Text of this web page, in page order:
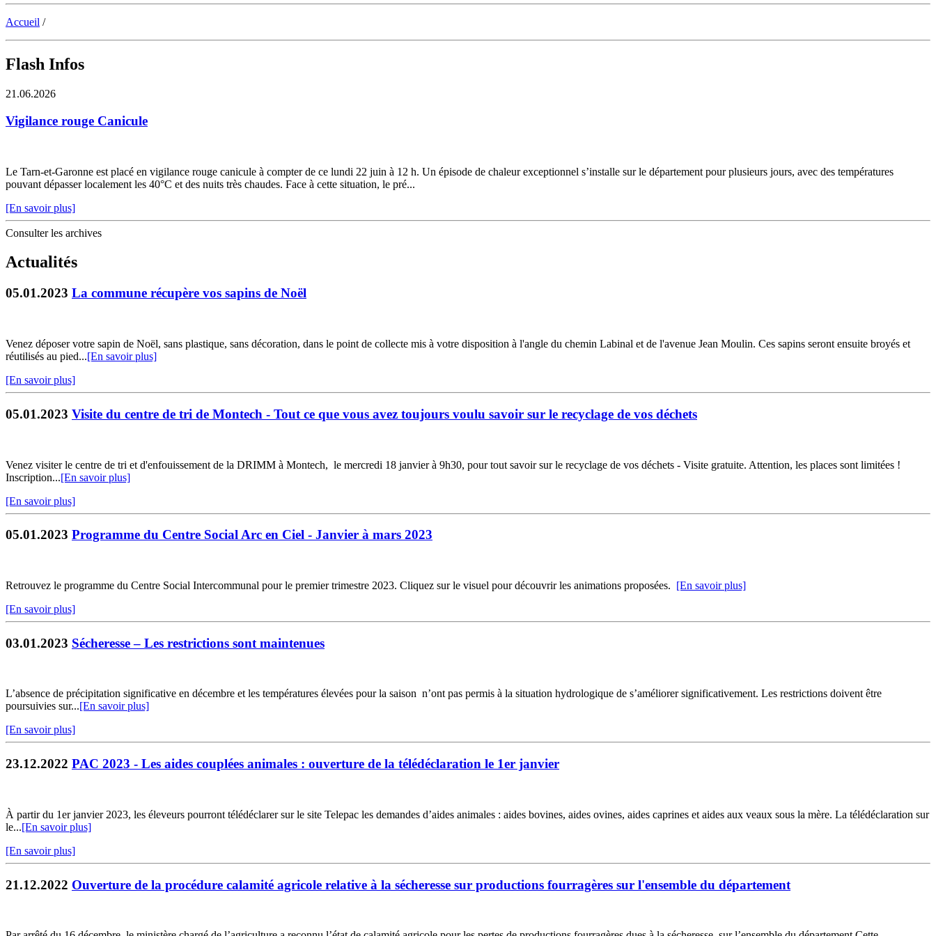
Accueil /
Flash Infos
21.06.2026
Vigilance rouge Canicule
Le Tarn-et-Garonne est placé en vigilance rouge canicule à compter de ce lundi 22 juin à 12 h. Un épisode de chaleur exceptionnel s’installe sur le département pour plusieurs jours, avec des températures
pouvant dépasser localement les 40°C et des nuits très chaudes. Face à cette situation, le pré...
[En savoir plus]
Consulter les archives
Actualités
05.01.2023 La commune récupère vos sapins de Noël
Venez déposer votre sapin de Noël, sans plastique, sans décoration, dans le point de collecte mis à votre disposition à l'angle du chemin Labinal et de l'avenue Jean Moulin. Ces sapins seront ensuite broyés et
réutilisés au pied...[En savoir plus]
[En savoir plus]
05.01.2023 Visite du centre de tri de Montech - Tout ce que vous avez toujours voulu savoir sur le recyclage de vos déchets
Venez visiter le centre de tri et d'enfouissement de la DRIMM à Montech, le mercredi 18 janvier à 9h30, pour tout savoir sur le recyclage de vos déchets - Visite gratuite. Attention, les places sont limitées !
Inscription...[En savoir plus]
[En savoir plus]
05.01.2023 Programme du Centre Social Arc en Ciel - Janvier à mars 2023
Retrouvez le programme du Centre Social Intercommunal pour le premier trimestre 2023. Cliquez sur le visuel pour découvrir les animations proposées. [En savoir plus]
[En savoir plus]
03.01.2023 Sécheresse – Les restrictions sont maintenues
L’absence de précipitation significative en décembre et les températures élevées pour la saison n’ont pas permis à la situation hydrologique de s’améliorer significativement. Les restrictions doivent être
poursuivies sur...[En savoir plus]
[En savoir plus]
23.12.2022 PAC 2023 - Les aides couplées animales : ouverture de la télédéclaration le 1er janvier
À partir du 1er janvier 2023, les éleveurs pourront télédéclarer sur le site Telepac les demandes d’aides animales : aides bovines, aides ovines, aides caprines et aides aux veaux sous la mère. La télédéclaration sur
le...[En savoir plus]
[En savoir plus]
21.12.2022 Ouverture de la procédure calamité agricole relative à la sécheresse sur productions fourragères sur l'ensemble du département